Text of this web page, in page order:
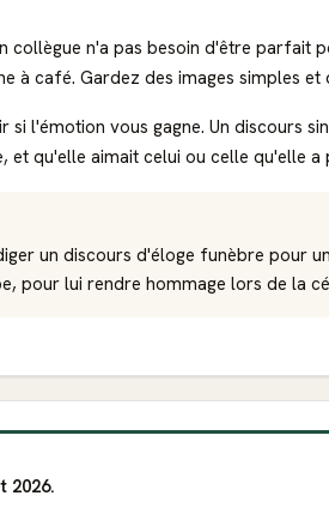
collègue n'a pas besoin d'être parfait
à café. Gardez des images simples et
si l'émotion vous gagne. Un discours
et qu'elle aimait celui ou celle qu'elle a
un discours d'éloge funèbre pour
pour lui rendre hommage lors de la
2026.